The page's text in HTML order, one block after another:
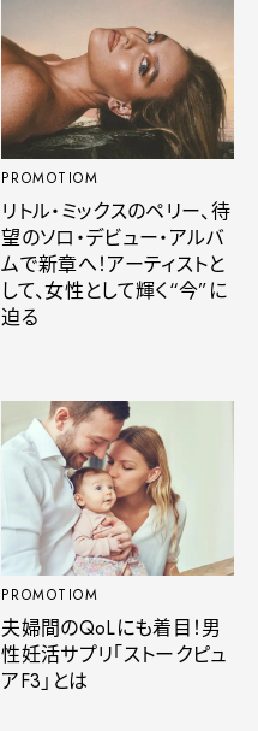
PROMOTIOM
リトル・ミックスのペリー、待
望のソロ・デビュー・アルバ
ムで新章へ！アーティストと
して、女性として輝く“今”に
迫る
PROMOTIOM
夫婦間のQoLにも着目！男
性妊活サプリ「ストークピュ
アF3」とは